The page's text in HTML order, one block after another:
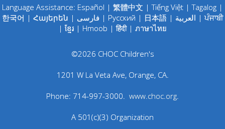
Language Assistance: Español | 繁體中文 |Tiếng Việt |Tagalog |
한국어 | Հայերեն | فارسی| Русский | 日本語| العربية |ਪੰਜਾਬੀ
| ខ្មែរ | Hmoob |हिंदी| ภาษาไทย
©2026 CHOC Children's
1201 W La Veta Ave, Orange, CA.
Phone: 714-997-3000. www.choc.org.
A 501(c)(3) Organization